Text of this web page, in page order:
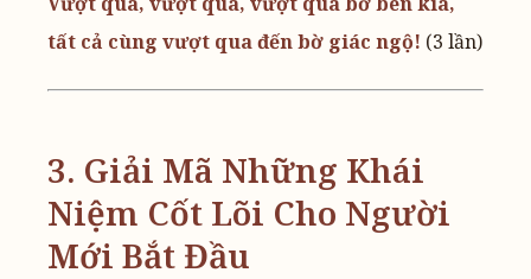
tất cả cùng vượt qua đến bờ giác ngộ! (3 lần)
3. Giải Mã Những Khái
Niệm Cốt Lõi Cho Người
Mới Bắt Đầu